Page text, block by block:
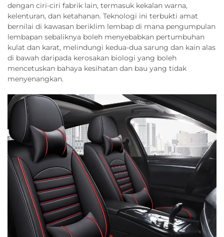
dengan ciri-ciri fabrik lain, termasuk kekalan warna,
kelenturan, dan ketahanan. Teknologi ini terbukti amat
bernilai di kawasan beriklim lembap di mana pengumpulan
lembapan sebaliknya boleh menyebabkan pertumbuhan
kulat dan karat, melindungi kedua-dua sarung dan kain alas
di bawah daripada kerosakan biologi yang boleh
mencetuskan bahaya kesihatan dan bau yang tidak
menyenangkan.